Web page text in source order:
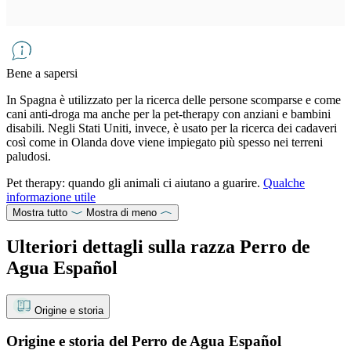
Bene a sapersi
In Spagna è utilizzato per la ricerca delle persone scomparse e come
cani anti-droga ma anche per la pet-therapy con anziani e bambini
disabili. Negli Stati Uniti, invece, è usato per la ricerca dei cadaveri
così come in Olanda dove viene impiegato più spesso nei terreni
paludosi.
Pet therapy: quando gli animali ci aiutano a guarire. Qualche
informazione utile
Mostra tutto Mostra di meno
Ulteriori dettagli sulla razza Perro de
Agua Español
Origine e storia
Origine e storia del Perro de Agua Español